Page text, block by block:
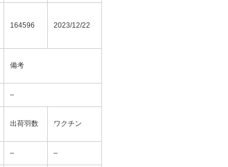
164596 2023/12/22
備考
–
出荷羽数 ワクチン
– –